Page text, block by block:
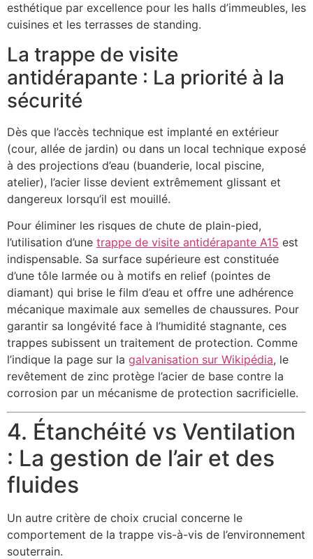
esthétique par excellence pour les halls d’immeubles, les
cuisines et les terrasses de standing.
La trappe de visite
antidérapante : La priorité à la
sécurité
Dès que l’accès technique est implanté en extérieur
(cour, allée de jardin) ou dans un local technique exposé
à des projections d’eau (buanderie, local piscine,
atelier), l’acier lisse devient extrêmement glissant et
dangereux lorsqu’il est mouillé.
Pour éliminer les risques de chute de plain-pied,
l’utilisation d’une trappe de visite antidérapante A15 est
indispensable. Sa surface supérieure est constituée
d’une tôle larmée ou à motifs en relief (pointes de
diamant) qui brise le film d’eau et offre une adhérence
mécanique maximale aux semelles de chaussures. Pour
garantir sa longévité face à l’humidité stagnante, ces
trappes subissent un traitement de protection. Comme
l’indique la page sur la galvanisation sur Wikipédia, le
revêtement de zinc protège l’acier de base contre la
corrosion par un mécanisme de protection sacrificielle.
4. Étanchéité vs Ventilation
: La gestion de l’air et des
fluides
Un autre critère de choix crucial concerne le
comportement de la trappe vis-à-vis de l’environnement
souterrain.